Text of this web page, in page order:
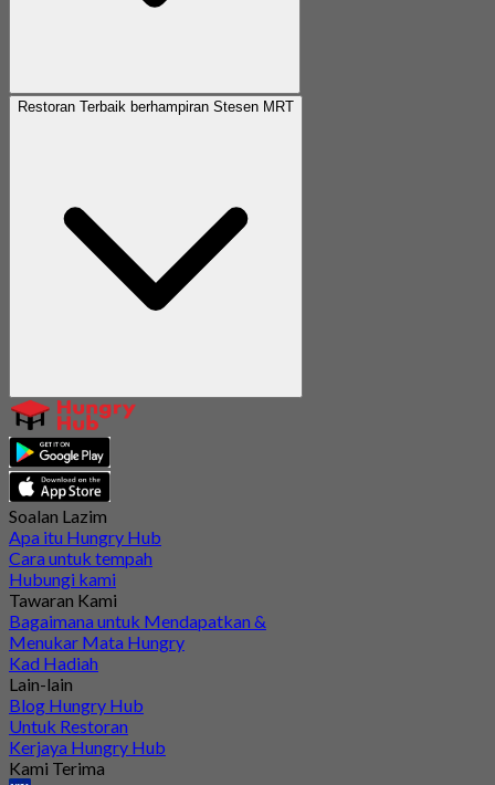
Restoran Terbaik berhampiran Stesen MRT
Soalan Lazim
Apa itu Hungry Hub
Cara untuk tempah
Hubungi kami
Tawaran Kami
Bagaimana untuk Mendapatkan &
Menukar Mata Hungry
Kad Hadiah
Lain-lain
Blog Hungry Hub
Untuk Restoran
Kerjaya Hungry Hub
Kami Terima